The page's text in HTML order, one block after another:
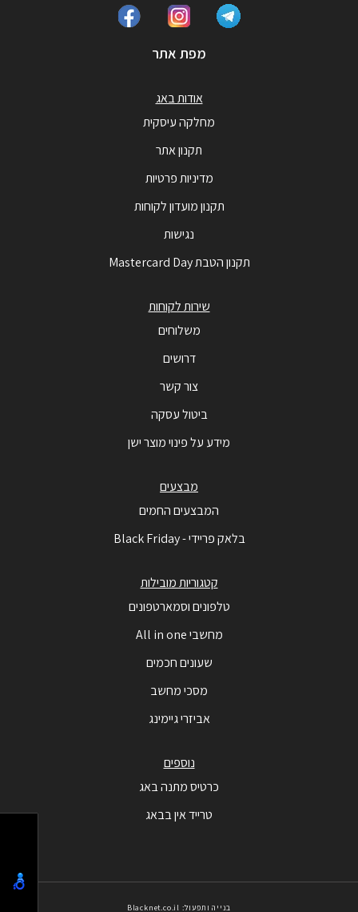
מפת אתר
אודות באג
מחלקה עיסקית
תקנון אתר
מדיניות פרטיות
תקנון מועדון לקוחות
נגישות
תקנון הטבת Mastercard Day
שירות לקוחות
משלוחים
דרושים
צור קשר
ביטול עסקה
מידע על פינוי מוצר ישן
מבצעים
המבצעים החמים
בלאק פריידי - Black Friday
קטגוריות מובילות
טלפונים וסמארטפונים
מחשבי All in one
שעונים חכמים
מסכי מחשב
אביזרי גיימינג
נוספים
כרטיס מתנה באג
טרייד אין בבאג
בנייה ותפעול: Blacknet.co.il